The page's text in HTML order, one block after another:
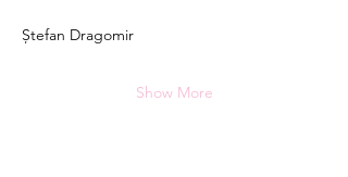
Ștefan Dragomir
Show More